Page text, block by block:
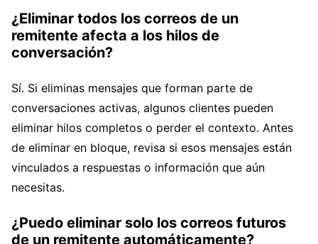
¿Eliminar todos los correos de un
remitente afecta a los hilos de
conversación?
Sí. Si eliminas mensajes que forman parte de
conversaciones activas, algunos clientes pueden
eliminar hilos completos o perder el contexto. Antes
de eliminar en bloque, revisa si esos mensajes están
vinculados a respuestas o información que aún
necesitas.
¿Puedo eliminar solo los correos futuros
de un remitente automáticamente?